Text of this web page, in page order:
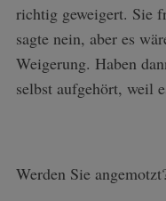
richtig geweigert. Sie
sagte nein, aber es
Weigerung. Haben
selbst aufgehört, weil
Werden Sie